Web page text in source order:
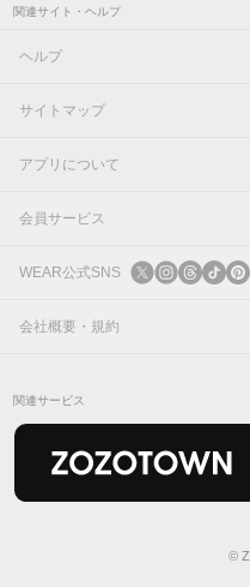
関連サイト・ヘルプ
ヘルプ
サイトマップ
アプリについて
会員サービス
ログイン
新規会員登録
WEAR公式SNS
X
会社概要・規約
関連サービス
©